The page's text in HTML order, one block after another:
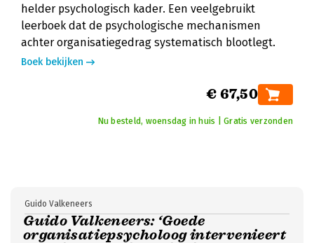
helder psychologisch kader. Een veelgebruikt
leerboek dat de psychologische mechanismen
achter organisatiegedrag systematisch blootlegt.
Boek bekijken
€ 67,50
Nu besteld, woensdag in huis | Gratis verzonden
Guido Valkeneers: ‘Goede
organisatiepsycholoog intervenieert
Guido Valkeneers